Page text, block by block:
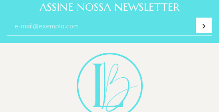
ASSINE NOSSA NEWSLETTER